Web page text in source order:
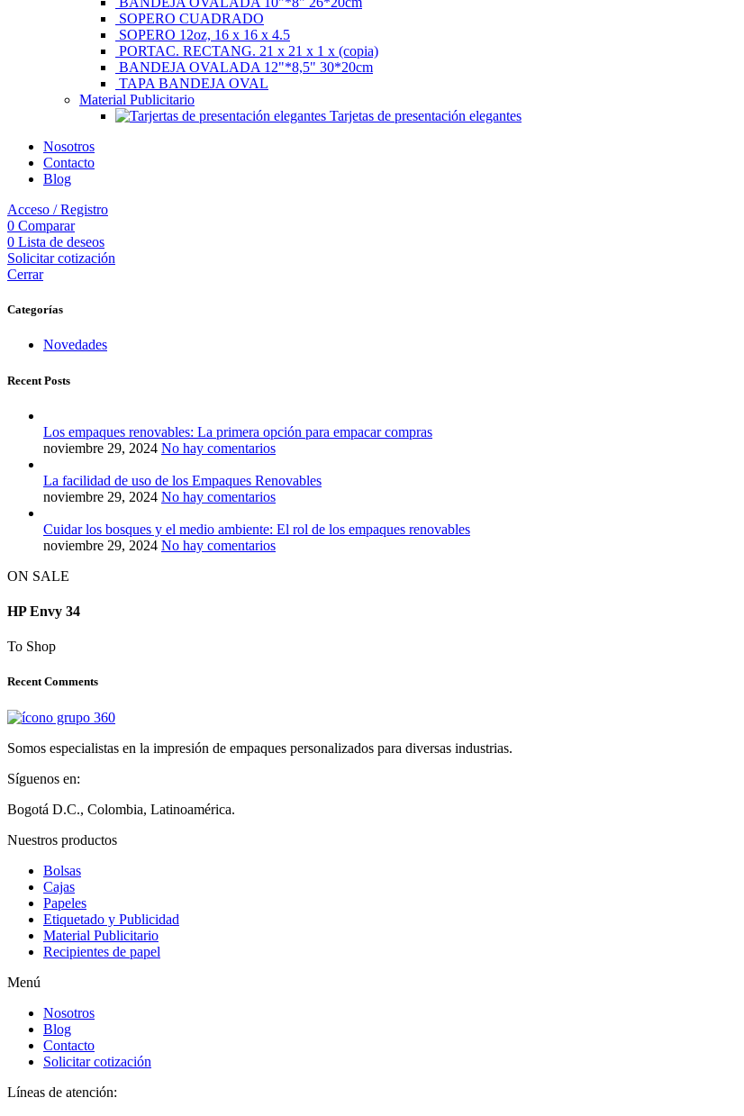
SOPERO CUADRADO
SOPERO 12oz, 16 x 16 x 4.5
PORTAC. RECTANG. 21 x 21 x 1 x (copia)
BANDEJA OVALADA 12"*8,5" 30*20cm
TAPA BANDEJA OVAL
Material Publicitario
Tarjetas de presentación elegantes
Nosotros
Contacto
Blog
Acceso / Registro
0 Comparar
0 Lista de deseos
Solicitar cotización
Cerrar
Categorías
Novedades
Recent Posts
Los empaques renovables: La primera opción para empacar compras
noviembre 29, 2024 No hay comentarios
La facilidad de uso de los Empaques Renovables
noviembre 29, 2024 No hay comentarios
Cuidar los bosques y el medio ambiente: El rol de los empaques renovables
noviembre 29, 2024 No hay comentarios
ON SALE
HP Envy 34
To Shop
Recent Comments
Somos especialistas en la impresión de empaques personalizados para diversas industrias.
Síguenos en:
Bogotá D.C., Colombia, Latinoamérica.
Nuestros productos
Bolsas
Cajas
Papeles
Etiquetado y Publicidad
Material Publicitario
Recipientes de papel
Menú
Nosotros
Blog
Contacto
Solicitar cotización
Líneas de atención: